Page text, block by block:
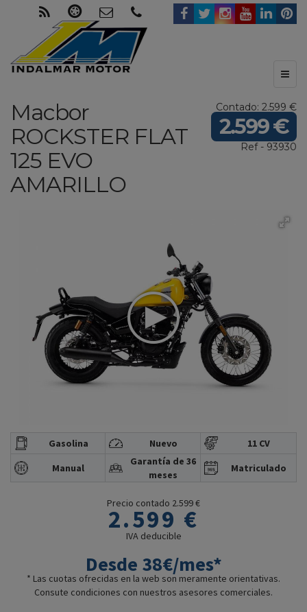
Contado: 2.599 €
2.599 €
Ref - 93930
Macbor
ROCKSTER FLAT
125 EVO
AMARILLO
Gasolina Nuevo
11 CV
Manual
Garantía de 36
meses
Matriculado
Precio contado 2.599 €
2.599 €
IVA deducible
Desde 38€/mes*
* Las cuotas ofrecidas en la web son meramente orientativas.
Consute condiciones con nuestros asesores comerciales.